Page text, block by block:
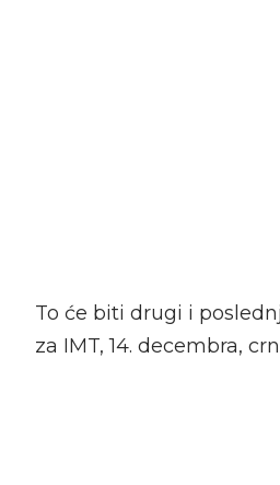
To će biti drugi i
za IMT, 14. decembra,